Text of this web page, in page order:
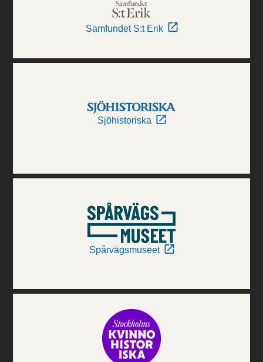
Samfundet S:t Erik
Sjöhistoriska
Spårvägsmuseet